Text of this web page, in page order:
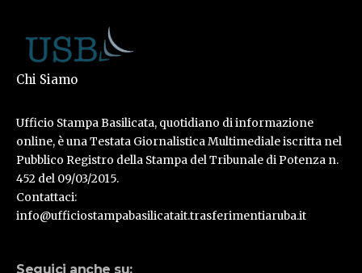
Chi Siamo
Ufficio Stampa Basilicata, quotidiano di informazione
online, è una Testata Giornalistica Multimediale iscritta nel
Pubblico Registro della Stampa del Tribunale di Potenza n.
452 del 09/03/2015.
Contattaci:
info@ufficiostampabasilicatait.trasferimentiaruba.it
Seguici anche su: